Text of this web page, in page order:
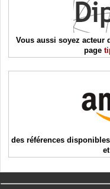
Vous aussi soyez acteur
page
des références